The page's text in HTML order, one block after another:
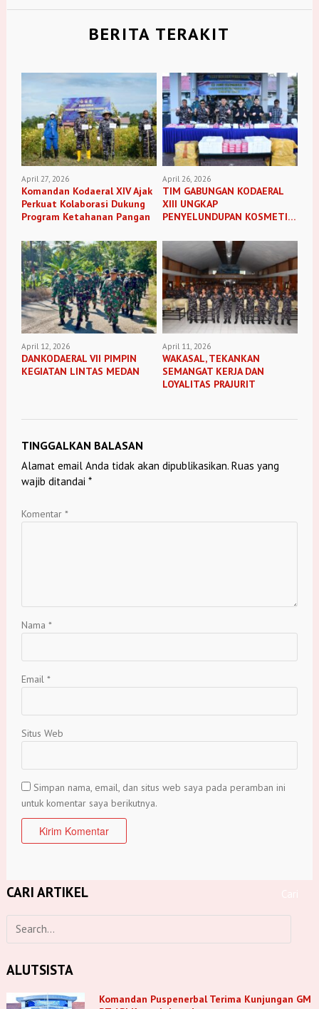
BERITA TERAKIT
April 27, 2026
Komandan Kodaeral XIV Ajak
Perkuat Kolaborasi Dukung
Program Ketahanan Pangan
April 26, 2026
TIM GABUNGAN KODAERAL
XIII UNGKAP
PENYELUNDUPAN KOSMETIK
April 12, 2026
DANKODAERAL VII PIMPIN
KEGIATAN LINTAS MEDAN
April 11, 2026
WAKASAL, TEKANKAN
SEMANGAT KERJA DAN
LOYALITAS PRAJURIT
TINGGALKAN BALASAN
Alamat email Anda tidak akan dipublikasikan. Ruas yang
wajib ditandai *
Komentar *
Nama *
Email *
Situs Web
Simpan nama, email, dan situs web saya pada peramban ini
untuk komentar saya berikutnya.
CARI ARTIKEL
ALUTSISTA
Komandan Puspenerbal Terima Kunjungan GM